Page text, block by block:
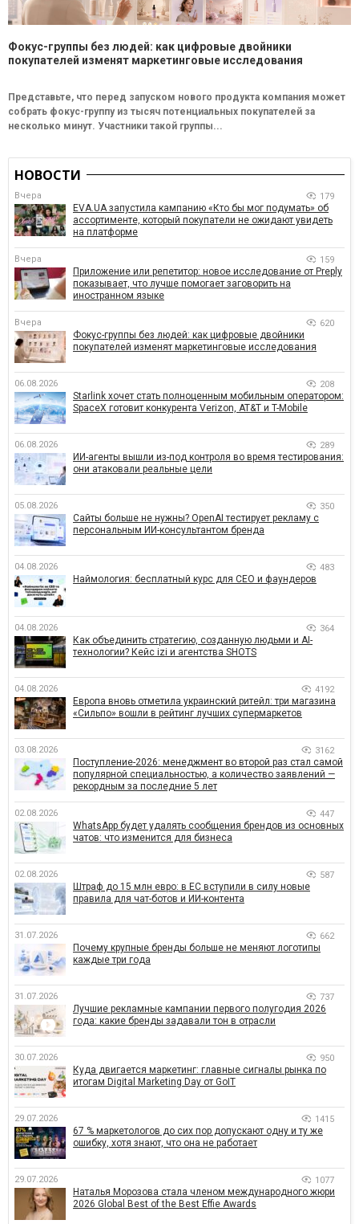
Фокус-группы без людей: как цифровые двойники
покупателей изменят маркетинговые исследования
Представьте, что перед запуском нового продукта компания может
собрать фокус-группу из тысяч потенциальных покупателей за
несколько минут. Участники такой группы...
НОВОСТИ
Вчера 179
EVA.UA запустила кампанию «Кто бы мог подумать» об
ассортименте, который покупатели не ожидают увидеть
на платформе
Вчера 159
Приложение или репетитор: новое исследование от Preply
показывает, что лучше помогает заговорить на
иностранном языке
Вчера 620
Фокус-группы без людей: как цифровые двойники
покупателей изменят маркетинговые исследования
06.08.2026 208
Starlink хочет стать полноценным мобильным оператором:
SpaceX готовит конкурента Verizon, AT&T и T-Mobile
06.08.2026 289
ИИ-агенты вышли из-под контроля во время тестирования:
они атаковали реальные цели
05.08.2026 350
Сайты больше не нужны? OpenAI тестирует рекламу с
персональным ИИ-консультантом бренда
04.08.2026 483
Наймология: бесплатный курс для CEO и фаундеров
04.08.2026 364
Как объединить стратегию, созданную людьми и AI-
технологии? Кейс izi и агентства SHOTS
04.08.2026 4192
Европа вновь отметила украинский ритейл: три магазина
«Сильпо» вошли в рейтинг лучших супермаркетов
03.08.2026 3162
Поступление-2026: менеджмент во второй раз стал самой
популярной специальностью, а количество заявлений —
рекордным за последние 5 лет
02.08.2026 447
WhatsApp будет удалять сообщения брендов из основных
чатов: что изменится для бизнеса
02.08.2026 587
Штраф до 15 млн евро: в ЕС вступили в силу новые
правила для чат-ботов и ИИ-контента
31.07.2026 662
Почему крупные бренды больше не меняют логотипы
каждые три года
31.07.2026 737
Лучшие рекламные кампании первого полугодия 2026
года: какие бренды задавали тон в отрасли
30.07.2026 950
Куда двигается маркетинг: главные сигналы рынка по
итогам Digital Marketing Day от GoIT
29.07.2026 1415
67 % маркетологов до сих пор допускают одну и ту же
ошибку, хотя знают, что она не работает
29.07.2026 1077
Наталья Морозова стала членом международного жюри
2026 Global Best of the Best Effie Awards